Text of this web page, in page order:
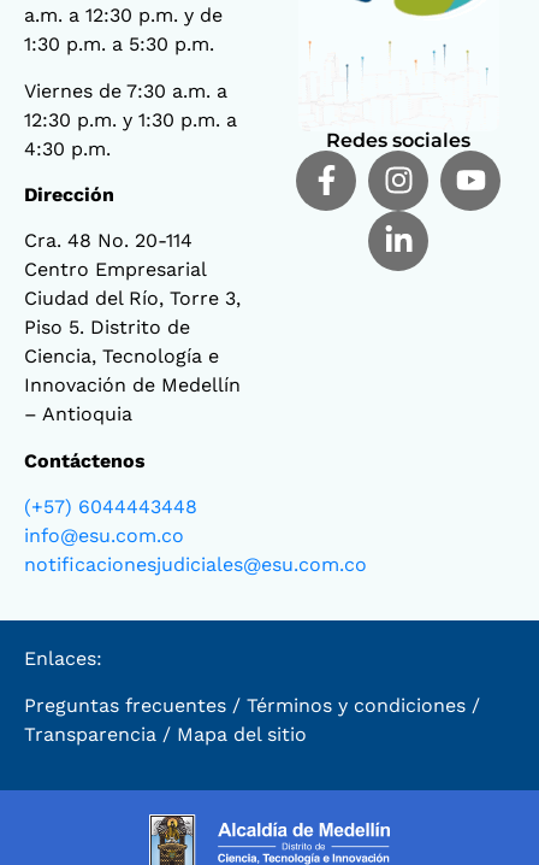
a.m. a 12:30 p.m. y de
1:30 p.m. a 5:30 p.m.
Viernes de 7:30 a.m. a
12:30 p.m. y 1:30 p.m. a
4:30 p.m.
Dirección
Cra. 48 No. 20-114
Centro Empresarial
Ciudad del Río, Torre 3,
Piso 5. Distrito de
Ciencia, Tecnología e
Innovación de Medellín
– Antioquia
Contáctenos
(+57) 6044443448
info@esu.com.co
notificacionesjudiciales@esu.com.co
Redes sociales
Enlaces:
Preguntas frecuentes / Términos y condiciones /
Transparencia / Mapa del sitio